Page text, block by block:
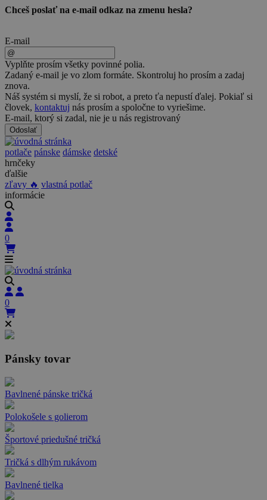
Chceš poslať na e-mail odkaz na zmenu hesla?
E-mail
Vyplňte prosím všetky povinné polia.
Zadaný e-mail je vo zlom formáte. Skontroluj ho prosím a zadaj
znova.
Náš systém si myslí, že si robot, a preto ťa nepustí ďalej. Pokiaľ si
človek, kontaktuj nás prosím a spoločne to vyriešime.
E-mail, ktorý si zadal, nie je u nás registrovaný
Odoslať
potlače pánske dámske detské
hrnčeky
ďalšie
zľavy 🔥 vlastná potlač
informácie
0
0
Pánsky tovar
Bavlnené pánske tričká
Polokošele s golierom
Športové priedušné tričká
Tričká s dlhým rukávom
Bavlnené tielka